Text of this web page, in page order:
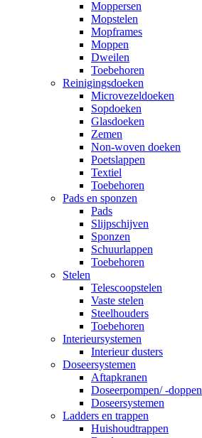
Moppersen
Mopstelen
Mopframes
Moppen
Dweilen
Toebehoren
Reinigingsdoeken
Microvezeldoeken
Sopdoeken
Glasdoeken
Zemen
Non-woven doeken
Poetslappen
Textiel
Toebehoren
Pads en sponzen
Pads
Slijpschijven
Sponzen
Schuurlappen
Toebehoren
Stelen
Telescoopstelen
Vaste stelen
Steelhouders
Toebehoren
Interieursystemen
Interieur dusters
Doseersystemen
Aftapkranen
Doseerpompen/ -doppen
Doseersystemen
Ladders en trappen
Huishoudtrappen